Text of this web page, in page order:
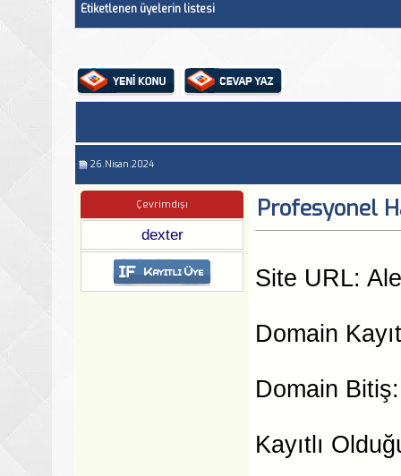
Etiketlenen üyelerin listesi
26.Nisan.2024
Çevrimdışı
dexter
Profesyonel
Site URL:
Domain
Domain
Kayıtlı